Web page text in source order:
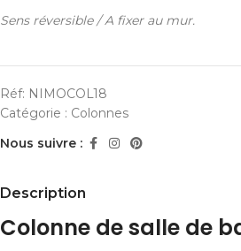
Sens réversible / A fixer au mur.
Réf: NIMOCOL18
Catégorie : Colonnes
Nous suivre :
Description
Colonne de salle de